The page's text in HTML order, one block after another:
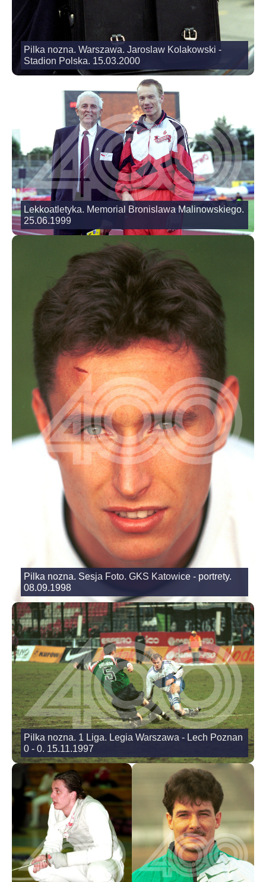
Pilka nozna. Warszawa. Jaroslaw Kolakowski -
Stadion Polska. 15.03.2000
Lekkoatletyka. Memorial Bronislawa Malinowskiego.
25.06.1999
Pilka nozna. Sesja Foto. GKS Katowice - portrety.
08.09.1998
Pilka nozna. 1 Liga. Legia Warszawa - Lech Poznan
0 - 0. 15.11.1997